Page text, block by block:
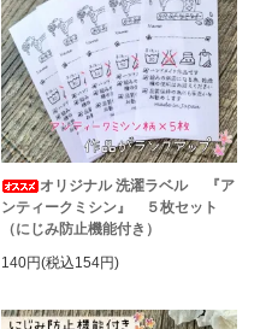
オリジナル 洗濯ラベル 『ア
ンティークミシン』 ５枚セット
（にじみ防止機能付き）
140円(税込154円)